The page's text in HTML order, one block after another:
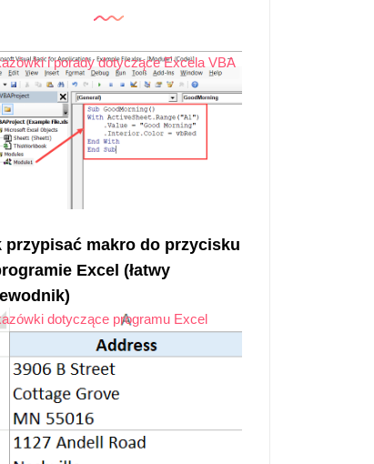
i porady dotyczące Excela VBA
przypisać makro do przycisku
Excel (łatwy
dotyczące programu Excel